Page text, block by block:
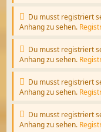
Du musst registriert
Anhang zu sehen.
Du musst registriert
Anhang zu sehen.
Du musst registriert
Anhang zu sehen.
Du musst registriert
Anhang zu sehen.